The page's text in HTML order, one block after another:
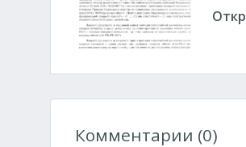
Комментарии (0)